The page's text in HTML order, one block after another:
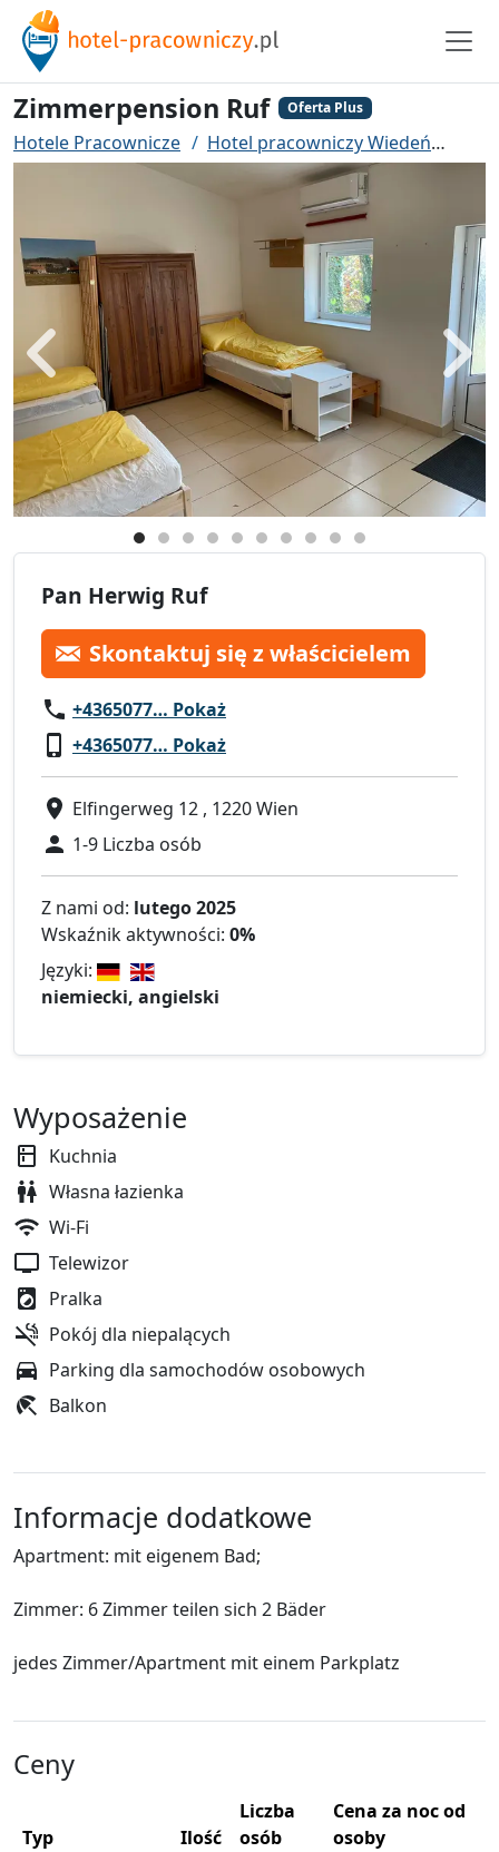
Zimmerpension Ruf Oferta Plus
Hotele Pracownicze Hotel pracowniczy Wiedeń
Powrót Dalej
Pan Herwig Ruf
Skontaktuj się z właścicielem
+4365077… Pokaż
+4365077… Pokaż
Elfingerweg 12 , 1220 Wien
1-9 Liczba osób
Z nami od: lutego 2025
Wskaźnik aktywności: 0%
Języki:
niemiecki, angielski
Wyposażenie
Kuchnia
Własna łazienka
Wi-Fi
Telewizor
Pralka
Pokój dla niepalących
Parking dla samochodów osobowych
Balkon
Informacje dodatkowe
Apartment: mit eigenem Bad;
Zimmer: 6 Zimmer teilen sich 2 Bäder
jedes Zimmer/Apartment mit einem Parkplatz
Ceny
Typ Ilość
Liczba
osób
Cena za noc od
osoby